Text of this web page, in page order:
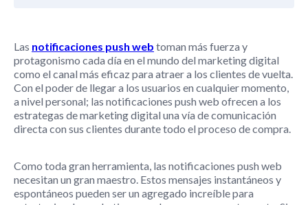
Las notificaciones push web toman más fuerza y
protagonismo cada día en el mundo del marketing digital
como el canal más eficaz para atraer a los clientes de vuelta.
Con el poder de llegar a los usuarios en cualquier momento,
a nivel personal; las notificaciones push web ofrecen a los
estrategas de marketing digital una vía de comunicación
directa con sus clientes durante todo el proceso de compra.
Como toda gran herramienta, las notificaciones push web
necesitan un gran maestro. Estos mensajes instantáneos y
espontáneos pueden ser un agregado increíble para